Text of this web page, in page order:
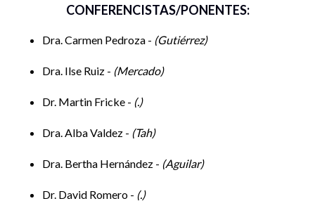
migratorios, el avance de proyectos desarrollistas que
biodiversidad, las políticas de ciencia y tecnología para
democratizar el conocimiento, entre otros. Derivado de
Ciencias Sociales de COMECSO, el Departamento de
propone realizar una mesa panel. El objetivo de esta
de nuestro quehacer investigativo en ciencias sociales. Se
espera que sea un espacio en el que intercambiemos ideas al
CONFERENCISTAS/PONENTES:
Dra. Carmen Pedroza - Gutiérrez
Dra. Ilse Ruiz - Mercado
Dr. Martin Fricke - .
Dra. Alba Valdez - Tah
Dra. Bertha Hernández - Aguilar
Dr. David Romero - .